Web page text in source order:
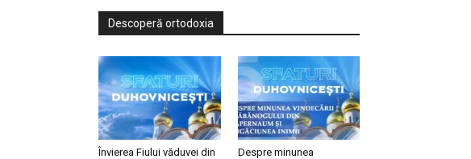
Descoperă ortodoxia
Învierea Fiului văduvei din
Despre minunea